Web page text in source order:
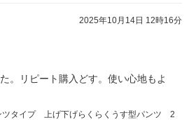
2025年10月14日 12時16分
。リピート購入どす。使い心地もよ
タイプ 上げ下げらくらくうす型パンツ 2